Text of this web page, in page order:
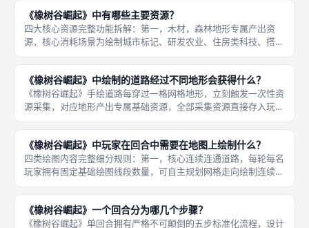
效，覆盖本局剩余全部轮次，无时效限制，科技分为农业、采矿、
水利、建筑
《橡树谷崛起》中有哪些主要资源？
四大核心资源完整功能拆解：第一，木材，森林地形专属产出资
源，核心消耗场景为绘制城市标记、研发农业、住房类科技、搭建
居民配套建筑提升民众满意度；中期建造多座城市会大量消耗木
材，前期路网优先串联森林点位囤积基础木材储备；第二，矿石，
山地、复合山
《橡树谷崛起》中绘制的道路经过不同地形会获得什么？
《橡树谷崛起》手绘道路每穿过一格网格地形，立刻触发一次性资
源采集，对应地形产出专属基础资源，全部采集资源直接存入玩家
个人仓库，仓库存储达到上限后溢出资源直接作废，玩家需要规划
道路途经地形配比，平衡四类资源储备满足科技、城市、奇观建造
消耗需求
《橡树谷崛起》中玩家在回合中需要在地图上绘制什么？
四类绘图内容完整细分规则：第一，核心连续连通道路，每轮每名
玩家拥有固定基础绘图线段数量，可自主规划网格走向绘制连续不
间断道路，道路必须从已存在的自家道路端点延伸，不能凭空孤立
绘制单段道路；道路每途经一格不同地形即时触发对应资源采集，
存入个人
《橡树谷崛起》一个回合分为哪几个步骤？
《橡树谷崛起》单回合拥有严格不可颠倒的五步标准化流程，设计